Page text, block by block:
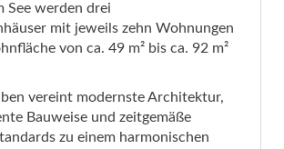
See werden drei
mit jeweils zehn Wohnungen
von ca. 49 m² bis ca. 92 m²
vereint modernste Architektur,
Bauweise und zeitgemäße
zu einem harmonischen